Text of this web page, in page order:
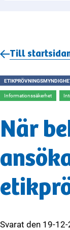
Till
Informationssäkerhet
När
Svarat den 19-